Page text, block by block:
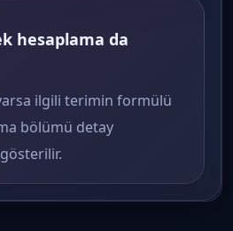
hesaplama da
ilgili terimin formülü
bölümü detay